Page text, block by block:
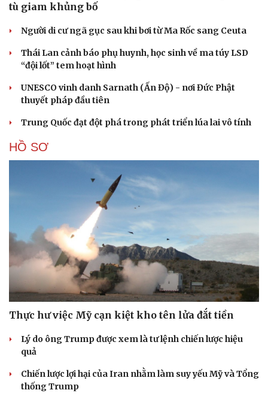
Cải chính
tù giam khủng bố
Người di cư ngã gục sau khi bơi từ Ma Rốc sang Ceuta
Thái Lan cảnh báo phụ huynh, học sinh về ma túy LSD
“đội lốt” tem hoạt hình
UNESCO vinh danh Sarnath (Ấn Độ) - nơi Đức Phật
thuyết pháp đầu tiên
Trung Quốc đạt đột phá trong phát triển lúa lai vô tính
HỒ SƠ
Thực hư việc Mỹ cạn kiệt kho tên lửa đắt tiền
Lý do ông Trump được xem là tư lệnh chiến lược hiệu
quả
Chiến lược lợi hại của Iran nhằm làm suy yếu Mỹ và Tổng
thống Trump